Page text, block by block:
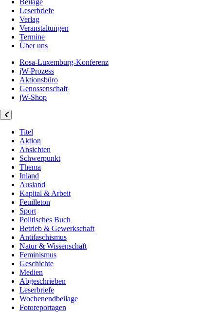
Beilage
Leserbriefe
Verlag
Veranstaltungen
Termine
Über uns
Rosa-Luxemburg-Konferenz
jW-Prozess
Aktionsbüro
Genossenschaft
jW-Shop
Titel
Aktion
Ansichten
Schwerpunkt
Thema
Inland
Ausland
Kapital & Arbeit
Feuilleton
Sport
Politisches Buch
Betrieb & Gewerkschaft
Antifaschismus
Natur & Wissenschaft
Feminismus
Geschichte
Medien
Abgeschrieben
Leserbriefe
Wochenendbeilage
Fotoreportagen